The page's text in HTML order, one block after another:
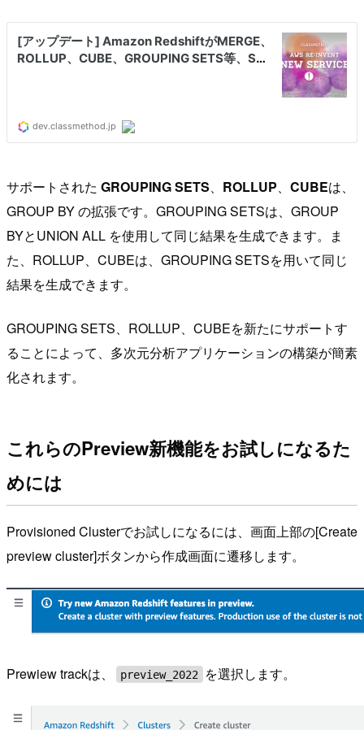
サポートされた GROUPING SETS ROLLUP CUBEは、
GROUP BY の拡張です。GROUPING SETSは、GROUP
BYとUNION ALL を使用して同じ結果を生成できます。ま
た、ROLLUP、CUBEは、GROUPING SETSを用いて同じ
結果を生成できます。
GROUPING SETS、ROLLUP、CUBEを新たにサポートす
ることによって、多次元分析アプリケーションの構築が簡素
化されます。
これらのPreview新機能をお試しになるた
めには
Provisioned Clusterでお試しになるには、画面上部の[Create
preview cluster]ボタンから作成画面に遷移します。
Prewiew trackは、 preview_2022 を選択します。